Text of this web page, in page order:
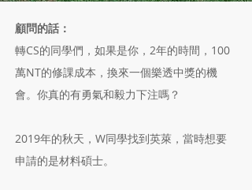
顧問的話：
轉CS的同學們，如果是你，2年的時間，100
萬NT的修課成本，換來一個樂透中獎的機
會。你真的有勇氣和毅力下注嗎？
2019年的秋天，W同學找到英萊，當時想要
申請的是材料碩士。